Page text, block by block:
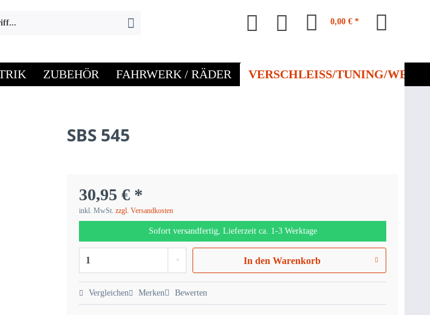
0,00 € *
ZUBEHÖR FAHRWERK / RÄDER VERSCHLEISS/TUNING/
SBS 545
30,95 € *
inkl. MwSt.zzgl. Versandkosten
Sofort versandfertig, Lieferzeit ca. 1-3 Werktage
In den Warenkorb
Vergleichen Merken Bewerten